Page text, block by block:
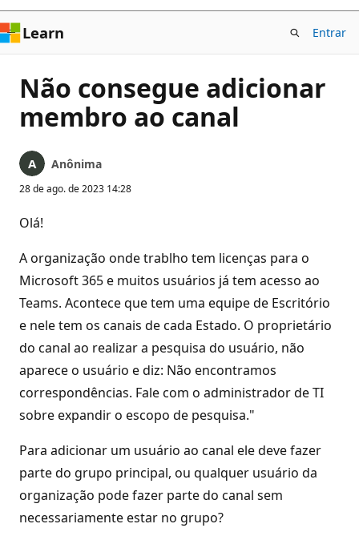
Learn Entrar
Não consegue adicionar
membro ao canal
Anônima
28 de ago. de 2023 14:28
Olá!
A organização onde trablho tem licenças para o
Microsoft 365 e muitos usuários já tem acesso ao
Teams. Acontece que tem uma equipe de Escritório
e nele tem os canais de cada Estado. O proprietário
do canal ao realizar a pesquisa do usuário, não
aparece o usuário e diz: Não encontramos
correspondências. Fale com o administrador de TI
sobre expandir o escopo de pesquisa."
Para adicionar um usuário ao canal ele deve fazer
parte do grupo principal, ou qualquer usuário da
organização pode fazer parte do canal sem
necessariamente estar no grupo?